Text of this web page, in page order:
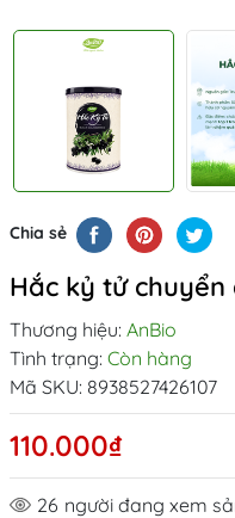
Chia sẻ
Hắc kỷ tử chuyển
Thương hiệu: AnBio
Tình trạng: Còn hàng
Mã SKU: 8938527426107
110.000₫
26 người đang xem